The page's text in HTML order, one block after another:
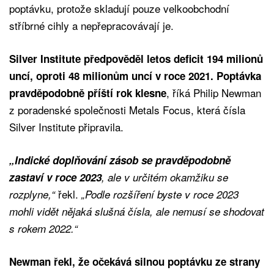
poptávku, protože skladují pouze velkoobchodní
stříbrné cihly a nepřepracovávají je.
Silver Institute předpověděl letos deficit 194 milionů
uncí, oproti 48 milionům uncí v roce 2021. Poptávka
pravděpodobně příští rok klesne, říká Philip Newman
z poradenské společnosti Metals Focus, která čísla
Silver Institute připravila.
„Indické doplňování zásob se pravděpodobně
zastaví v roce 2023, ale v určitém okamžiku se
rozplyne,“řekl. „Podle rozšíření byste v roce 2023
mohli vidět nějaká slušná čísla, ale nemusí se shodovat
s rokem 2022.“
Newman řekl, že očekává silnou poptávku ze strany